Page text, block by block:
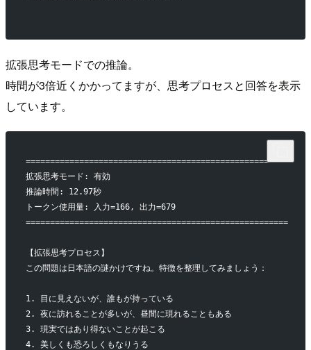
拡張思考モードでの推論。
時間が3倍近くかかってますが、思考プロセスと回答を表示
しています。
======================================================
拡張思考モード: 有効
推論時間: 12.97秒
トークン使用量: 入力=166, 出力=679
======================================================
【拡張思考プロセス】
この問題は日本語の謎かけですね。特徴を整理してみましょう：
1. 目に見えないが、誰もが持っている
2. 夜に訪れることが多いが、昼間に現れることもある
3. 現実ではあり得ないことが起こる
4. 美しくも恐ろしくもなりうる